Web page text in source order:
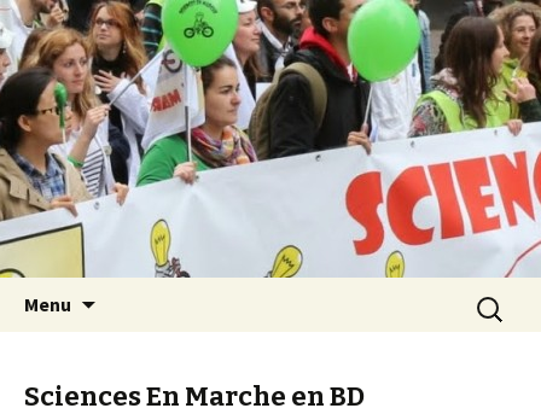
Les Sciences sont notre avenir
Menu
Sciences En Marche en BD